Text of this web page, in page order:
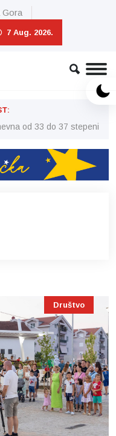
Gora
7 Aug. 2026.
od 33 do 37 stepeni
Društvo